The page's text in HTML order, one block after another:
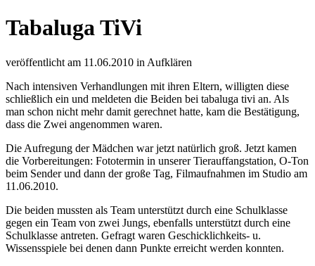
Tabaluga TiVi
veröffentlicht am 11.06.2010 in Aufklären
Nach intensiven Verhandlungen mit ihren Eltern, willigten diese
schließlich ein und meldeten die Beiden bei tabaluga tivi an. Als
man schon nicht mehr damit gerechnet hatte, kam die Bestätigung,
dass die Zwei angenommen waren.
Die Aufregung der Mädchen war jetzt natürlich groß. Jetzt kamen
die Vorbereitungen: Fototermin in unserer Tierauffangstation, O-Ton
beim Sender und dann der große Tag, Filmaufnahmen im Studio am
11.06.2010.
Die beiden mussten als Team unterstützt durch eine Schulklasse
gegen ein Team von zwei Jungs, ebenfalls unterstützt durch eine
Schulklasse antreten. Gefragt waren Geschicklichkeits- u.
Wissensspiele bei denen dann Punkte erreicht werden konnten.